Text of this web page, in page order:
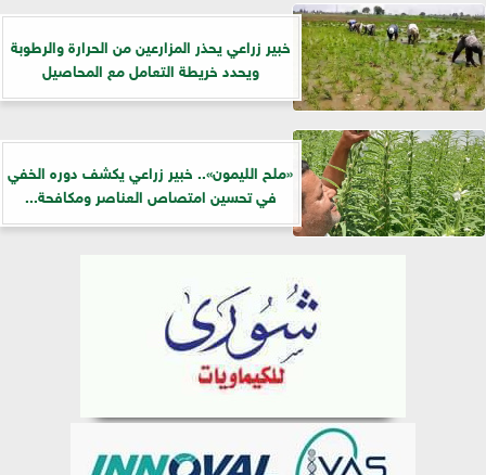
خبير زراعي يحذر المزارعين من الحرارة والرطوبة
ويحدد خريطة التعامل مع المحاصيل
«ملح الليمون».. خبير زراعي يكشف دوره الخفي
في تحسين امتصاص العناصر ومكافحة...